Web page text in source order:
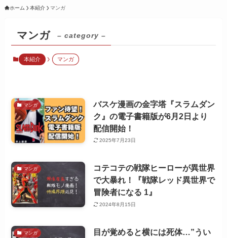
ホーム 本紹介 マンガ
マンガ – category –
本紹介 マンガ
マンガ
バスケ漫画の金字塔『スラムダン
ク』の電子書籍版が6月2日より
配信開始！
2025年7月23日
マンガ
コテコテの戦隊ヒーローが異世界
で大暴れ！『戦隊レッド異世界で
冒険者になる 1』
2024年8月15日
マンガ
目が覚めると横には死体…”うい